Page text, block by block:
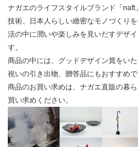
ナガエのライフスタイルブランド「
技術、日本人らしい緻密なモノづくり
活の中に潤いや楽しみを見いだすデザ
す。
商品の中には、グッドデザイン賞をい
祝いの引き出物、贈答品にもおすすめで
商品のお買い求めは、ナガエ直販の暮
買い求めください。